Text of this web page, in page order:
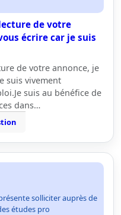
de votre
écrire car je suis
de votre annonce, je
suis vivement
suis au bénéfice de
dans…
solliciter auprès de
études pro